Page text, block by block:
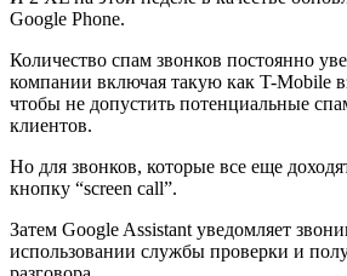
Google Phone.
Количество спам звонков постоянно
компании включая такую как T-Mobile
чтобы не допустить потенциальные
клиентов.
Но для звонков, которые все еще
кнопку “screen call”.
Затем Google Assistant уведомляет
использовании службы проверки и